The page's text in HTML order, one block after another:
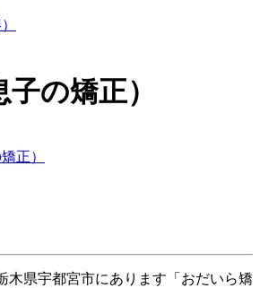
の矯正）
正）
木県宇都宮市にあります「おだいら矯